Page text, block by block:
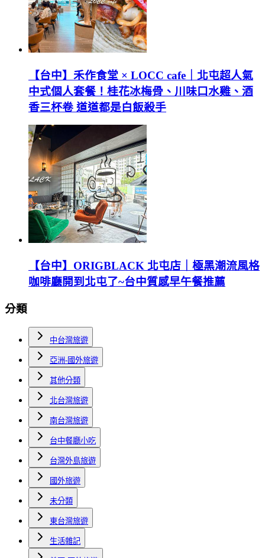
【台中】禾作食堂 × LOCC cafe｜北屯超人氣
中式個人套餐！桂花冰梅骨、川味口水雞、酒
香三杯卷 道道都是白飯殺手
【台中】ORIGBLACK 北屯店｜極黑潮流風格
咖啡廳開到北屯了~台中質感早午餐推薦
分類
中台灣旅遊
亞洲-國外旅遊
其他分類
北台灣旅遊
南台灣旅遊
台中餐廳小吃
台灣外島旅遊
國外旅遊
未分類
東台灣旅遊
生活雜記